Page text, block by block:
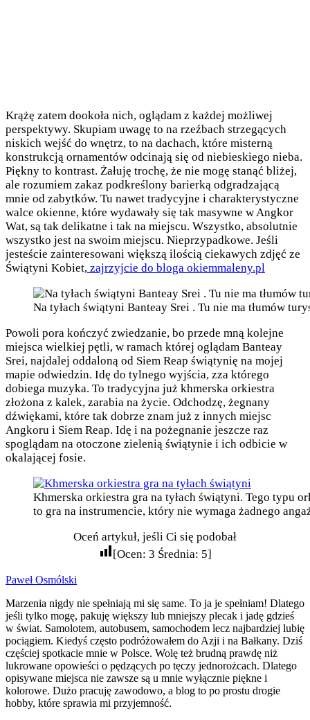
Krążę zatem dookoła nich, oglądam z każdej możliwej
perspektywy. Skupiam uwagę to na rzeźbach strzegących
niskich wejść do wnętrz, to na dachach, które misterną
konstrukcją ornamentów odcinają się od niebieskiego nieba.
Piękny to kontrast. Żałuję trochę, że nie mogę stanąć bliżej,
ale rozumiem zakaz podkreślony barierką odgradzającą
mnie od zabytków. Tu nawet tradycyjne i charakterystyczne
walce okienne, które wydawały się tak masywne w Angkor
Wat, są tak delikatne i tak na miejscu. Wszystko, absolutnie
wszystko jest na swoim miejscu. Nieprzypadkowe. Jeśli
jesteście zainteresowani większą ilością ciekawych zdjęć ze
Świątyni Kobiet, zajrzyjcie do bloga okiemmaleny.pl
Na tyłach świątyni Banteay Srei . Tu nie ma tłumów
Powoli pora kończyć zwiedzanie, bo przede mną kolejne
miejsca wielkiej pętli, w ramach której oglądam Banteay
Srei, najdalej oddaloną od Siem Reap świątynię na mojej
mapie odwiedzin. Idę do tylnego wyjścia, zza którego
dobiega muzyka. To tradycyjna już khmerska orkiestra
złożona z kalek, zarabia na życie. Odchodzę, żegnany
dźwiękami, które tak dobrze znam już z innych miejsc
Angkoru i Siem Reap. Idę i na pożegnanie jeszcze raz
spoglądam na otoczone zielenią świątynie i ich odbicie w
okalającej fosie.
Khmerska orkiestra gra na tyłach świątyni. Tego typu
to gra na instrumencie, który nie wymaga żadnego
Oceń artykuł, jeśli Ci się podobał
[Ocen: 3 Średnia: 5]
Paweł Osmólski
Marzenia nigdy nie spełniają mi się same. To ja je spełniam! Dlatego
jeśli tylko mogę, pakuję większy lub mniejszy plecak i jadę gdzieś
w świat. Samolotem, autobusem, samochodem lecz najbardziej lubię
pociągiem. Kiedyś często podróżowałem do Azji i na Bałkany. Dziś
częściej spotkacie mnie w Polsce. Wolę też brudną prawdę niż
lukrowane opowieści o pędzących po tęczy jednorożcach. Dlatego
opisywane miejsca nie zawsze są u mnie wyłącznie piękne i
kolorowe. Dużo pracuję zawodowo, a blog to po prostu drogie
hobby, które sprawia mi przyjemność.